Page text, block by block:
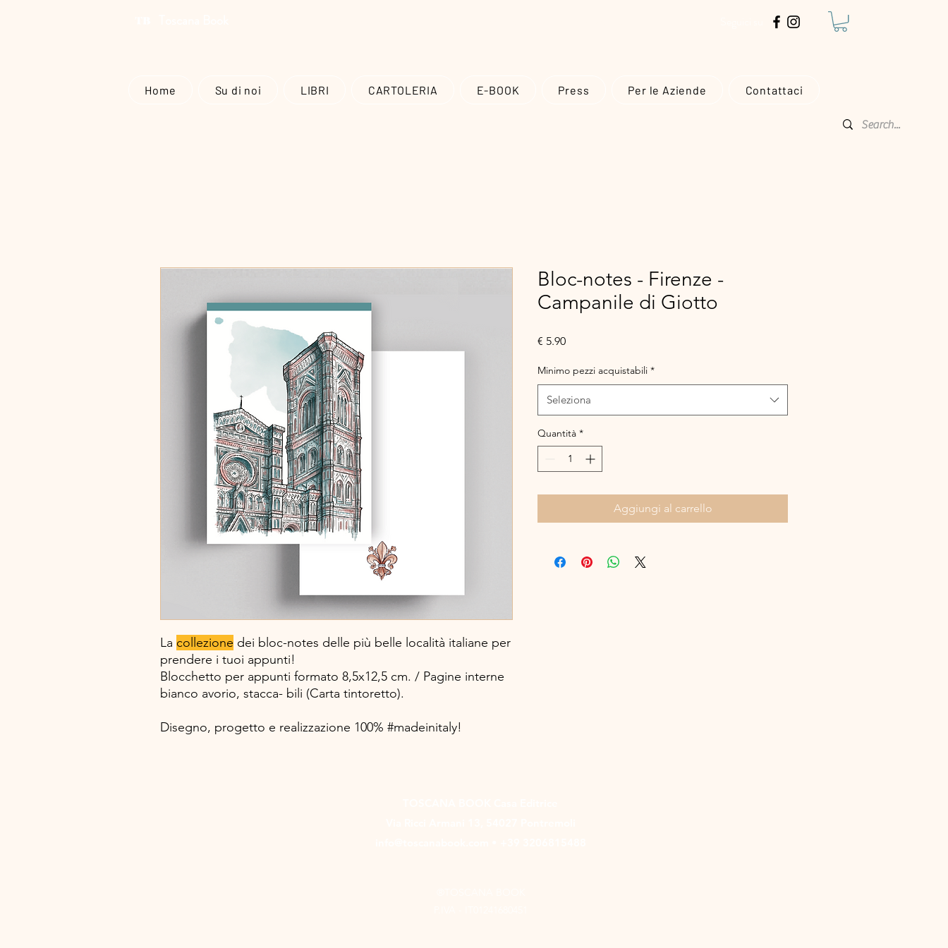
Home Su di noi LIBRI CARTOLERIA E-BOOK Press Per le Aziende Contattaci
La collezione dei bloc-notes delle più belle località italiane per
prendere i tuoi appunti!
Blocchetto per appunti formato 8,5x12,5 cm. / Pagine interne
bianco avorio, stacca- bili (Carta tintoretto).
Disegno, progetto e realizzazione 100% #madeinitaly!
Bloc-notes - Firenze -
Campanile di Giotto
€ 5.90Prezzo
Minimo pezzi acquistabili *
Seleziona
Quantità *
Aggiungi al carrello